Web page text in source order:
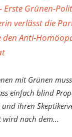
Erste Grünen-
verlässt die
den Anti-
mit Grünen
einfach blind
ihren
wird nach dem…